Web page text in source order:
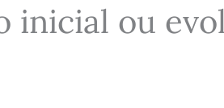
inicial ou